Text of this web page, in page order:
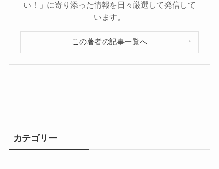
い！」に寄り添った情報を日々厳選して発信して
います。
この著者の記事一覧へ
カテゴリー